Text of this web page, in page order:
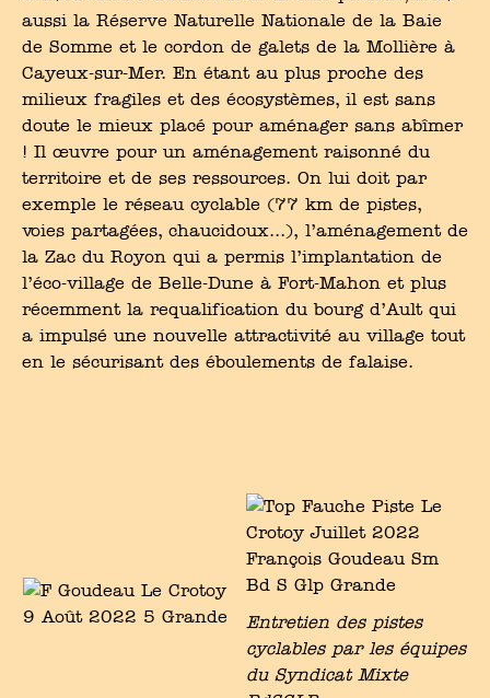
aussi la Réserve Naturelle Nationale de la Baie
de Somme et le cordon de galets de la Mollière à
Cayeux-sur-Mer. En étant au plus proche des
milieux fragiles et des écosystèmes, il est sans
doute le mieux placé pour aménager sans abîmer
! Il œuvre pour un aménagement raisonné du
territoire et de ses ressources. On lui doit par
exemple le réseau cyclable (77 km de pistes,
voies partagées, chaucidoux...), l’aménagement de
la Zac du Royon qui a permis l’implantation de
l’éco-village de Belle-Dune à Fort-Mahon et plus
récemment la requalification du bourg d’Ault qui
a impulsé une nouvelle attractivité au village tout
en le sécurisant des éboulements de falaise.
Entretien des pistes
cyclables par les équipes
du Syndicat Mixte